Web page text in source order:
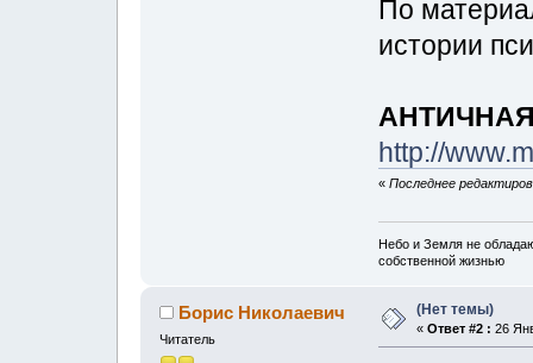
По
истории
http://
« Последнее
Небо и Земля не
собственной жизнью
Борис Николаевич
Читатель
(Нет темы)
« Ответ #2 : 26